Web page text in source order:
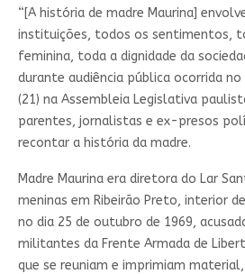
“[A história de madre Maurina]
instituições, todos os sentimentos,
feminina, toda a dignidade da
durante audiência pública ocorrida
(21) na Assembleia Legislativa
parentes, jornalistas e ex-presos
recontar a história da madre.
Madre Maurina era diretora do Lar
meninas em Ribeirão Preto, interior
no dia 25 de outubro de 1969,
militantes da Frente Armada de
que se reuniam e imprimiam